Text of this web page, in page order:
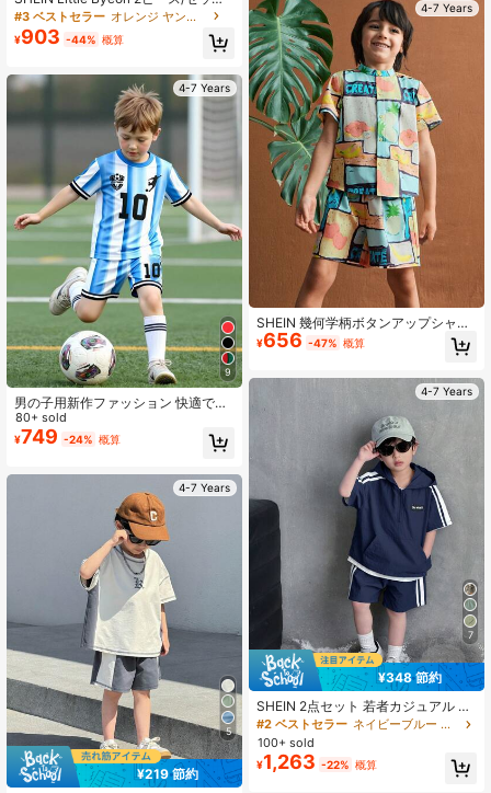
男の子カジュアル 汎用性 ラウンドネ
ック Tシャツ とネオングリーンユー
ティリティショーツセット、春夏向
ア、学校、集まり、お祭り、パフォ
ーマンス、フォトシューティングに
#3 ベストセラー オレンジ ヤングボーイズセット
¥903 -44% 概算
4-7 Years
9
男の子用新作ファッション 快適で多
用途なスポーツアウトフィット、ナ
ンバー7ロゴデザイン、春の雰囲気、
夏の雰囲気、春&夏アウトフィット、
シャツ、カジュアルウェア、キッズ
グラフィック衣類、春&夏Tシャツ、
新スタイル、チルチル、春の雰囲気
チル夏休み、新学期、アウトドア活
動、パーティー、ピクニック、スト
リート写真、キャンパス、フェステ
ィバル、ギフト
80+ sold
¥749 -24% 概算
4-7 Years
5
¥219 節約
キャンパスの日常外出やホリデーの
装いに最適、多用途で写真映えする
必需品、男の子への完璧なギフト、
簡単におしゃれな夏の多用途男の子
服
4-7 Years
SHEIN 幾何学柄ボタンアップシャツ
とゆるいウエストのショーツセット
男の子用
¥656 -47% 概算
4-7 Years
7
¥348 節約
SHEIN 2点セット 若者カジュアル カ
レッジ風 パーカーとショーツセッ
ト、快適、多用途、実用的なグリー
ンコーディネート、春夏の日常着、
スポーツ、屋外、学校、集まり、フ
ェスティバル、撮影に適しています
#2 ベストセラー
ネイビーブルー ヤングボーイズセット
100+ sold
¥1,263 -22% 概算